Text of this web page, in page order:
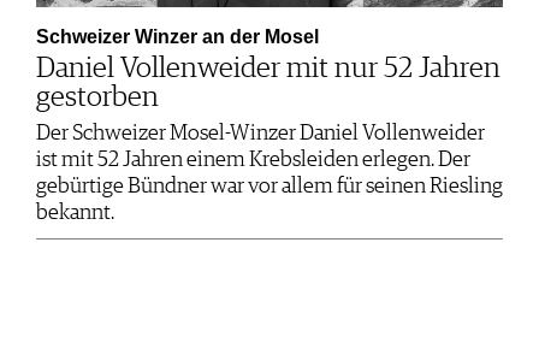
Schweizer Winzer an der Mosel
Daniel Vollenweider mit nur 52 Jahren
gestorben
Der Schweizer Mosel-Winzer Daniel Vollenweider
ist mit 52 Jahren einem Krebsleiden erlegen. Der
gebürtige Bündner war vor allem für seinen Riesling
bekannt.